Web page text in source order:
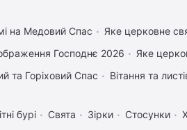
на Медовий Спас Яке церковне
Господнє 2026
Яке
та Горіховий Спас
Вітання та
бурі Свята Зірки Стосунки